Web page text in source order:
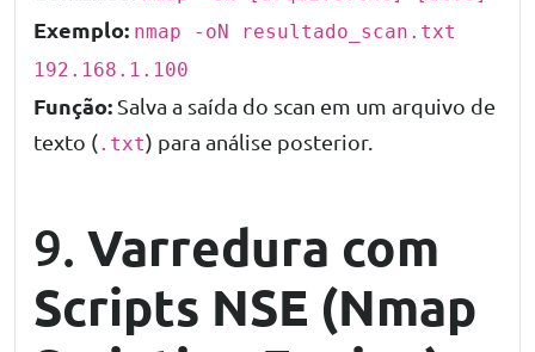
Exemplo: nmap -oN resultado_scan.txt
192.168.1.100
Função: Salva a saída do scan em um arquivo de
texto (.txt) para análise posterior.
9. Varredura com
Scripts NSE (Nmap